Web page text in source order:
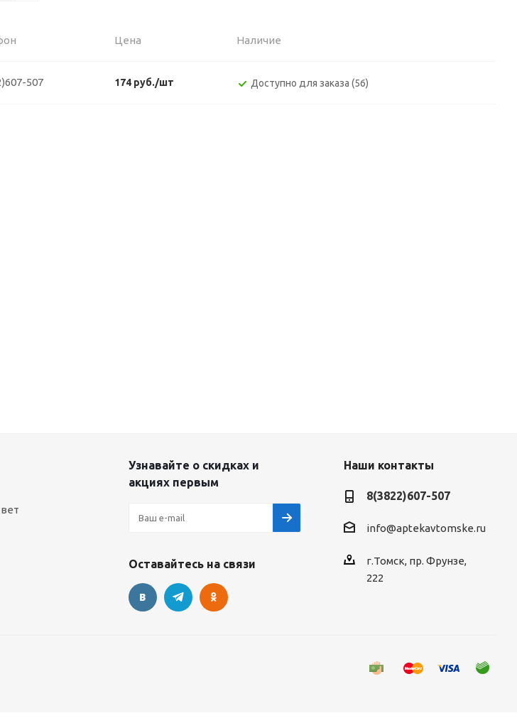
Цена Наличие
507 174 руб./шт Доступно для заказа (56)
Узнавайте о скидках и
акциях первым
Оставайтесь на связи
Наши контакты
8(3822)607-507
info@aptekavtomske.ru
г.Томск, пр. Фрунзе,
222